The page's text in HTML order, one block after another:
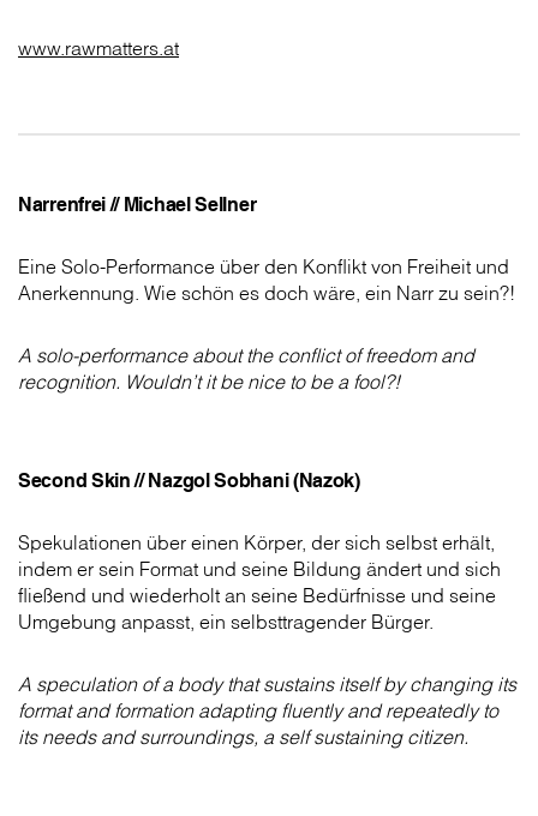
www.rawmatters.at
Narrenfrei // Michael Sellner
Eine Solo-Performance über den Konflikt von Freiheit und
Anerkennung. Wie schön es doch wäre, ein Narr zu sein?!
A solo-performance about the conflict of freedom and
recognition. Wouldn’t it be nice to be a fool?!
Second Skin // Nazgol Sobhani (Nazok)
Spekulationen über einen Körper, der sich selbst erhält,
indem er sein Format und seine Bildung ändert und sich
fließend und wiederholt an seine Bedürfnisse und seine
Umgebung anpasst, ein selbsttragender Bürger.
A speculation of a body that sustains itself by changing its
format and formation adapting fluently and repeatedly to
its needs and surroundings, a self sustaining citizen.